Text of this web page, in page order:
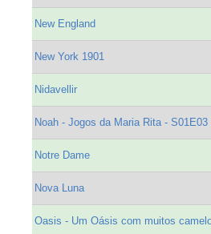
New England
New York 1901
Nidavellir
Noah - Jogos da Maria Rita - S01E03
Notre Dame
Nova Luna
Oasis - Um Oásis com muitos